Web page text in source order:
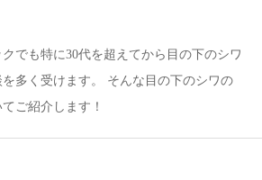
でも特に30代を超えてから目の下のシワ
多く受けます。 そんな目の下のシワの
ご紹介します！